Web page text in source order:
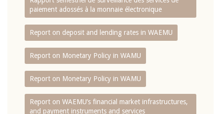
paiement adossés à la monnaie électronique
Report on deposit and lending rates in WAEMU
Report on Monetary Policy in WAMU
Report on Monetary Policy in WAMU
Report on WAEMU’s financial market infrastructures,
and payment instruments and services